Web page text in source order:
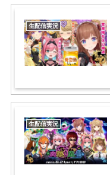
生配信実況
生配信実況